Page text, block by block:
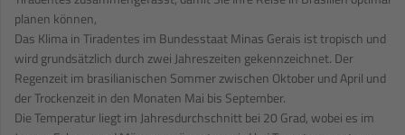
planen können,
Das Klima in Tiradentes im Bundesstaat Minas Gerais ist tropisch und
wird grundsätzlich durch zwei Jahreszeiten gekennzeichnet. Der
Regenzeit im brasilianischen Sommer zwischen Oktober und April und
der Trockenzeit in den Monaten Mai bis September.
Die Temperatur liegt im Jahresdurchschnitt bei 20 Grad, wobei es im